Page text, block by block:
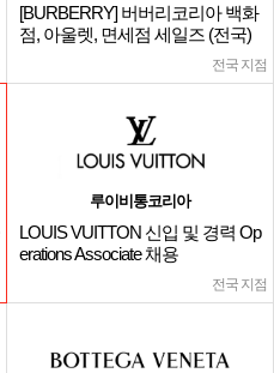
[BURBERRY] 버버리코리아 백화
점, 아울렛, 면세점 세일즈 (전국)
전국 지점
루이비통코리아
LOUIS VUITTON 신입 및 경력 Op
erations Associate 채용
전국 지점